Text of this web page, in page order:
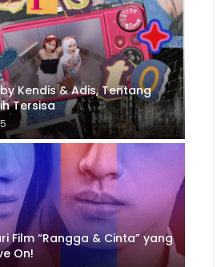
Kendis & Adis, Tentang
Tersisa
Film “Rangga & Cinta” yang
On!